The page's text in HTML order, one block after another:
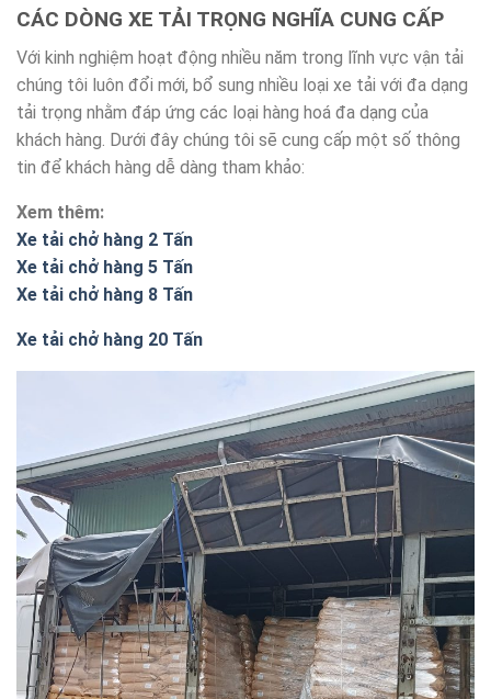
CÁC DÒNG XE TẢI TRỌNG NGHĨA CUNG CẤP
Với kinh nghiệm hoạt động nhiều năm trong lĩnh vực vận tải
chúng tôi luôn đổi mới, bổ sung nhiều loại xe tải với đa dạng
tải trọng nhằm đáp ứng các loại hàng hoá đa dạng của
khách hàng. Dưới đây chúng tôi sẽ cung cấp một số thông
tin để khách hàng dễ dàng tham khảo:
Xem thêm:
Xe tải chở hàng 2 Tấn
Xe tải chở hàng 5 Tấn
Xe tải chở hàng 8 Tấn
Xe tải chở hàng 20 Tấn